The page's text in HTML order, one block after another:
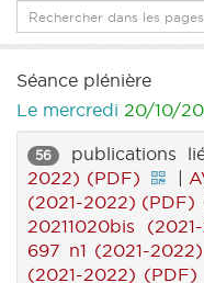
Séance plénière
Le mercredi 20/10/
56 publications
2022) (PDF)
|
(2021-2022) (PDF)
20211020bis
697 n1 (2021-
(2021-2022) (PDF)